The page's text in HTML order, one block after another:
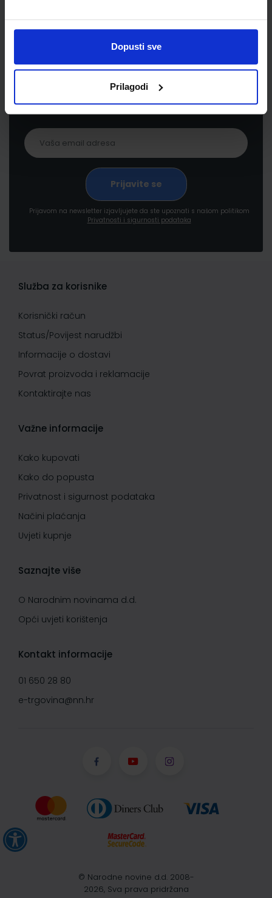
Dopusti sve
Prilagodi
Newsletter prijava
Prijavite se kako bi primali informacije o novim
proizvodima i uslugama, akcijama i drugim
pogodnostima
Prijavom na newsletter izjavljujete da ste upoznati s našom politikom
Privatnosti i sigurnosti podataka
Služba za korisnike
Korisnički račun
Status/Povijest narudžbi
Informacije o dostavi
Povrat proizvoda i reklamacije
Kontaktirajte nas
Važne informacije
Kako kupovati
Kako do popusta
Privatnost i sigurnost podataka
Načini plaćanja
Uvjeti kupnje
Saznajte više
O Narodnim novinama d.d.
Opći uvjeti korištenja
Kontakt informacije
01 650 28 80
e-trgovina@nn.hr
© Narodne novine d.d. 2008-
2026, Sva prava pridržana